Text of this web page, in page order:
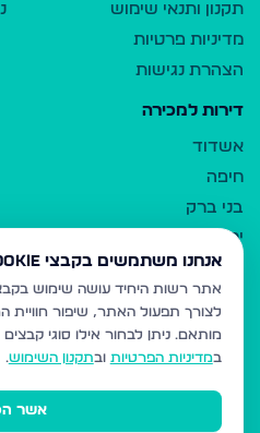
תקנון ותנאי שימוש
מדיניות פרטיות
הצהרת נגישות
דירות למכירה
אשדוד
חיפה
בני ברק
ירושלים
אלעד
גבעת זאב
בית שמש
רכסים
מודיעין עילית
אנחנו משתמשים בקבצי Cookie
לצורך תפעול האתר, שיפור חוויית
מותאם. ניתן לבחור אילו סוגי
במדיניות הפרטיות ובתקנון השימוש.
אשר